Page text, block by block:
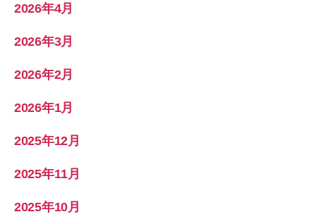
2026年4月
2026年3月
2026年2月
2026年1月
2025年12月
2025年11月
2025年10月